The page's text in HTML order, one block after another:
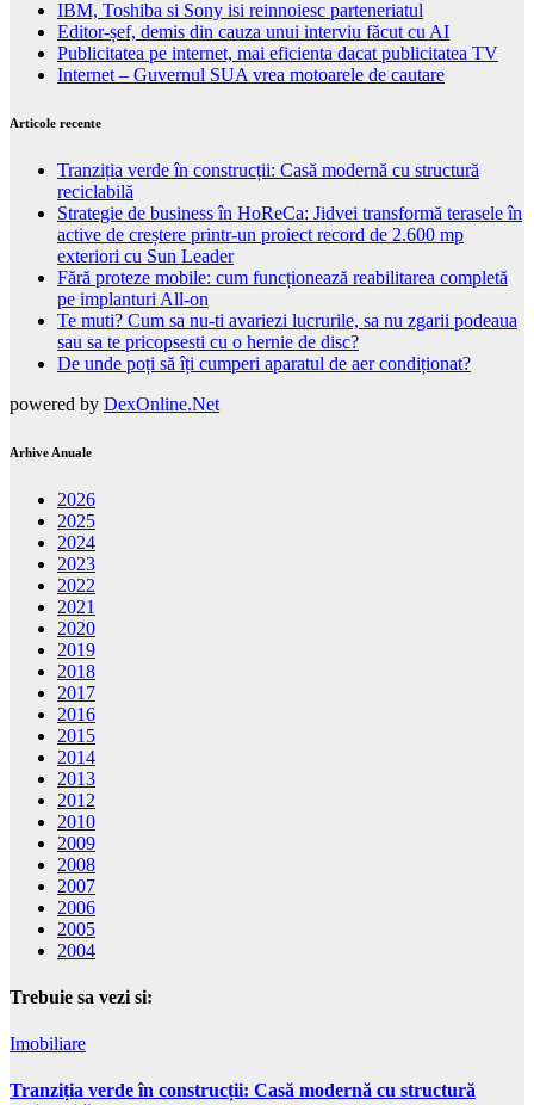
IBM, Toshiba si Sony isi reinnoiesc parteneriatul
Editor-șef, demis din cauza unui interviu făcut cu AI
Publicitatea pe internet, mai eficienta dacat publicitatea TV
Internet – Guvernul SUA vrea motoarele de cautare
Articole recente
Tranziția verde în construcții: Casă modernă cu structură
reciclabilă
Strategie de business în HoReCa: Jidvei transformă terasele în
active de creștere printr-un proiect record de 2.600 mp
exteriori cu Sun Leader
Fără proteze mobile: cum funcționează reabilitarea completă
pe implanturi All-on
Te muti? Cum sa nu-ti avariezi lucrurile, sa nu zgarii podeaua
sau sa te pricopsesti cu o hernie de disc?
De unde poți să îți cumperi aparatul de aer condiționat?
powered by DexOnline.Net
Arhive Anuale
2026
2025
2024
2023
2022
2021
2020
2019
2018
2017
2016
2015
2014
2013
2012
2010
2009
2008
2007
2006
2005
2004
Trebuie sa vezi si:
Imobiliare
Tranziția verde în construcții: Casă modernă cu structură